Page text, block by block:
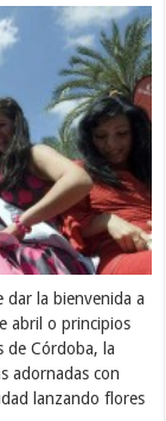
dar la bienvenida a
abril o principios
de Córdoba, la
adornadas con
lanzando flores